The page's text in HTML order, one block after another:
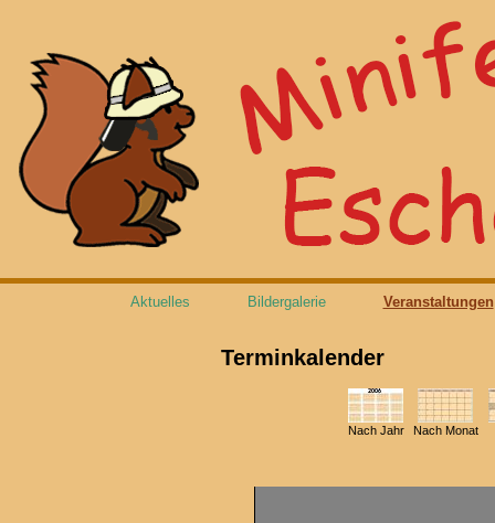
Aktuelles Bildergalerie Veranstaltungen
Terminkalender
Nach Jahr Nach Monat